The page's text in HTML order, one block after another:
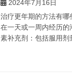
2024年7月16日
治疗更年期的方法有
在一天或一周内经历
素补充剂：包括服用剂